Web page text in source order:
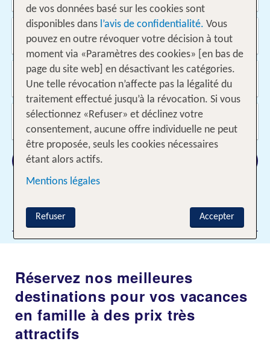
D'où?
Suisse
Quand et pour combien de temps?
09.08.2026 - 09.08.2027, 1 Semaine
Voyageurs?
2 Adl., 1 Enfant
Rechercher
Ajouter des filtres
Réservez nos meilleures
destinations pour vos vacances
en famille à des prix très
attractifs
de vos données basé sur les cookies sont
disponibles dans l’avis de confidentialité. Vous
pouvez en outre révoquer votre décision à tout
moment via «Paramètres des cookies» [en bas de
page du site web] en désactivant les catégories.
Une telle révocation n’affecte pas la légalité du
traitement effectué jusqu’à la révocation. Si vous
sélectionnez «Refuser» et déclinez votre
consentement, aucune offre individuelle ne peut
être proposée, seuls les cookies nécessaires
étant alors actifs.
Mentions légales
Accepter
Refuser